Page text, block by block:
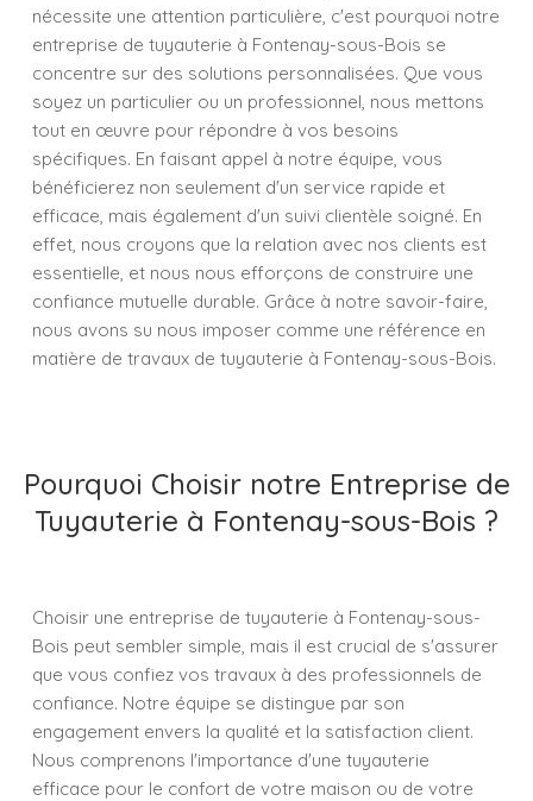
nécessite une attention particulière, c'est pourquoi notre
entreprise de tuyauterie à Fontenay-sous-Bois se
concentre sur des solutions personnalisées. Que vous
soyez un particulier ou un professionnel, nous mettons
tout en œuvre pour répondre à vos besoins
spécifiques. En faisant appel à notre équipe, vous
bénéficierez non seulement d'un service rapide et
efficace, mais également d'un suivi clientèle soigné. En
effet, nous croyons que la relation avec nos clients est
essentielle, et nous nous efforçons de construire une
confiance mutuelle durable. Grâce à notre savoir-faire,
nous avons su nous imposer comme une référence en
matière de travaux de tuyauterie à Fontenay-sous-Bois.
Pourquoi Choisir notre Entreprise de
Tuyauterie à Fontenay-sous-Bois ?
Choisir une entreprise de tuyauterie à Fontenay-sous-
Bois peut sembler simple, mais il est crucial de s'assurer
que vous confiez vos travaux à des professionnels de
confiance. Notre équipe se distingue par son
engagement envers la qualité et la satisfaction client.
Nous comprenons l'importance d'une tuyauterie
efficace pour le confort de votre maison ou de votre